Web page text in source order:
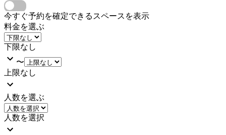
今すぐ予約を確定できるスペースを表示
料金を選ぶ
下限なし
〜
上限なし
人数を選ぶ
人数を選択